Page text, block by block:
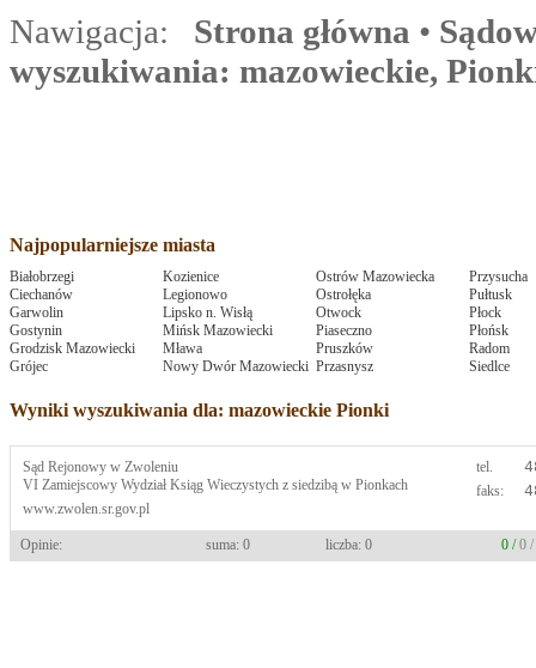
Nawigacja: Strona główna •
wyszukiwania: mazowieckie,
Najpopularniejsze miasta
Białobrzegi
Ciechanów
Garwolin
Gostynin
Grodzisk Mazowiecki
Grójec
Kozienice
Legionowo
Lipsko n. Wisłą
Mińsk Mazowiecki
Mława
Nowy Dwór Mazowiecki
Ostrów Mazowiecka
Ostrołęka
Otwock
Piaseczno
Pruszków
Przasnysz
Przysucha
Pułtusk
Płock
Płońsk
Radom
Siedlce
Wyniki wyszukiwania dla: mazowieckie Pionki
Sąd Rejonowy w Zwoleniu
VI Zamiejscowy Wydział Ksiąg Wieczystych z siedzibą w Pionkach
www.zwolen.sr.gov.pl
tel.
faks:
Opinie: suma: 0 liczba: 0 0 /0 /